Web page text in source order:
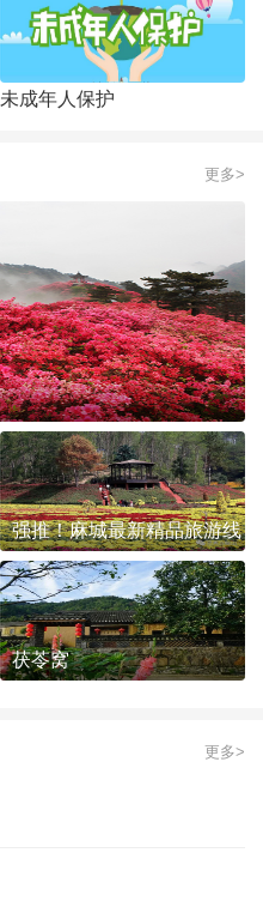
未成年人保护
更多>
强推！麻城最新精品旅游线
路发布~
茯苓窝
更多>